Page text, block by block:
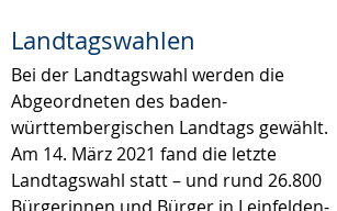
Landtagswahlen
Bei der Landtagswahl werden die
Abgeordneten des baden-
württembergischen Landtags gewählt.
Am 14. März 2021 fand die letzte
Landtagswahl statt – und rund 26.800